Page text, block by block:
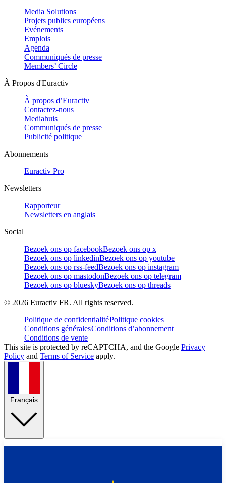
Media Solutions
Projets publics européens
Evénements
Emplois
Agenda
Communiqués de presse
Members’ Circle
À Propos d'Euractiv
À propos d’Euractiv
Contactez-nous
Mediahuis
Communiqués de presse
Publicité politique
Abonnements
Euractiv Pro
Newsletters
Rapporteur
Newsletters en anglais
Social
Bezoek ons op facebookBezoek ons op x
Bezoek ons op linkedinBezoek ons op youtube
Bezoek ons op rss-feedBezoek ons op instagram
Bezoek ons op mastodonBezoek ons op telegram
Bezoek ons op blueskyBezoek ons op threads
© 2026 Euractiv FR. All rights reserved.
Politique de confidentialitéPolitique cookies
Conditions généralesConditions d’abonnement
Conditions de vente
This site is protected by reCAPTCHA, and the Google Privacy
Policy and Terms of Service apply.
Français